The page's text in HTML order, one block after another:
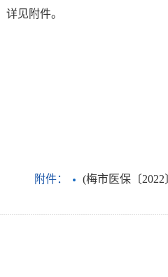
详见附件。
附件： (梅市医保〔